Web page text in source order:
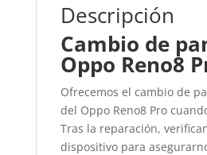
Descripción
Cambio de
Oppo Reno8
Ofrecemos el cambio de
del Oppo Reno8 Pro
Tras la reparación,
dispositivo para